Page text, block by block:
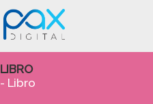
LIBRO
- Libro